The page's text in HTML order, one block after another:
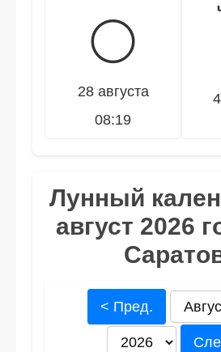
🌕
28 августа
08:19
Лунный
август 2026
< Пред.